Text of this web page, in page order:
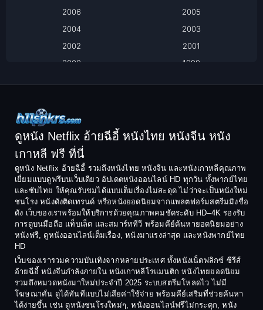
Comedy ตลก
Coming-of-age ชีวิตวัยรุ่น
Crime อาชญากรรม
Crime อาชญากรรม
Culture
Dance เต้น
2006
2005
2004
2003
2002
2001
2000
1999
1994
1992
1991
1990
1988
1987
1986
1985
1984
1983
1982
1981
1980
1978
1974
1973
1972
1971
1970
1969
ดูหนัง Netflix อ้ายฉีอี้ หนังไทย หนังจีน หนัง
เกาหลี ฟรี ที่นี่
ดูหนัง Netflix อ้ายฉีอี้ รวมถึงหนังไทย หนังจีน และหนังเกาหลีคุณภาพ
เยี่ยมแบบดูฟรีบนเว็บเดียว อัปเดตหนังออนไลน์ HD ทุกวัน ทั้งพากย์ไทย
และซับไทย ให้คุณรับชมได้แบบเต็มเรื่องไม่สะดุด ไม่ว่าจะเป็นหนังใหม่
ชนโรง หนังดังติดเทรนด์ หรือหนังยอดนิยมจากแพลตฟอร์มสตรีมมิงชื่อ
ดัง เว็บของเราพร้อมให้บริการด้วยคุณภาพคมชัดระดับ HD–4K รองรับ
การดูบนมือถือ แท็บเล็ต และสมาร์ททีวี พร้อมคีย์ค้นหายอดนิยมอย่าง
หนังฟรี, ดูหนังออนไลน์เต็มเรื่อง, หนังมาแรงล่าสุด และหนังพากย์ไทย
HD
เว็บของเรารวมความบันเทิงจากหลายประเทศ ทั้งหนังเน็ตฟลิกซ์ ซีรีส์
อ้ายฉีอี้ หนังจีนกำลังภายใน หนังเกาหลีโรแมนติก หนังไทยยอดนิยม
รวมถึงหมวดหนังมาใหม่ประจำปี 2025 ระบบสตรีมโหลดไว ไม่มี
โฆษณาคั่น ดูได้ทันทีแบบไม่เสียค่าใช้จ่าย พร้อมคีย์เสริมที่ช่วยค้นหา
ได้ง่ายขึ้น เช่น ดูหนังชนโรงใหม่ๆ, หนังออนไลน์ฟรีไม่กระตุก, หนัง